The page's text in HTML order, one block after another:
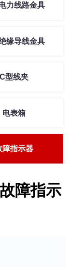
力线路金具
缘导线金具
C型线夹
电表箱
障指示器
障指示